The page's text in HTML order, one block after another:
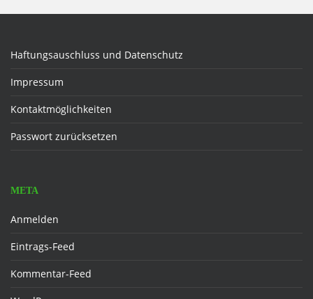
Haftungsauschluss und Datenschutz
Impressum
Kontaktmöglichkeiten
Passwort zurücksetzen
META
Anmelden
Eintrags-Feed
Kommentar-Feed